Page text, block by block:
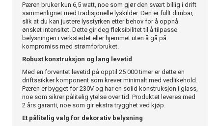
Pæren bruker kun 6,5 watt, noe som gjør den svært billig i drift
sammenlignet med tradisjonelle lyskilder. Den er fullt dimbar,
slik at du kan justere lysstyrken etter behov for å oppnå
ønsket intensitet. Dette gir deg fleksibilitet til å tilpasse
belysningen i verkstedet eller hjemmet uten å gå på
kompromiss med strømforbruket.
Robust konstruksjon og lang levetid
Med en forventet levetid på opptil 25 000 timer er dette en
driftssikker komponent som krever minimalt med vedlikehold.
Pæren er bygget for 230V og har en solid konstruksjon i glass,
noe som sikrer pålitelig ytelse over tid. Produktet leveres med
2 års garanti, noe som gir ekstra trygghet ved kjøp.
Et pålitelig valg for dekorativ belysning